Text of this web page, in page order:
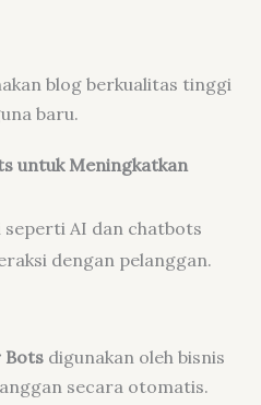
blog berkualitas tinggi
baru.
untuk Meningkatkan
AI dan chatbots
dengan pelanggan.
Botsdigunakan oleh bisnis
secara otomatis.